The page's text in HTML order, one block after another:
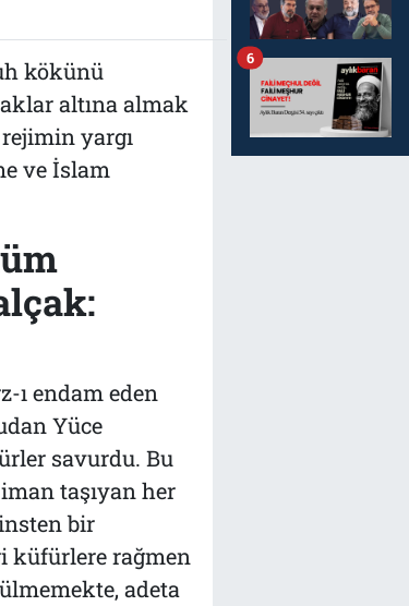
kökünü
altına almak
yargı
ve İslam
ı endam eden
Yüce
savurdu. Bu
taşıyan her
bir
küfürlere rağmen
adeta
6